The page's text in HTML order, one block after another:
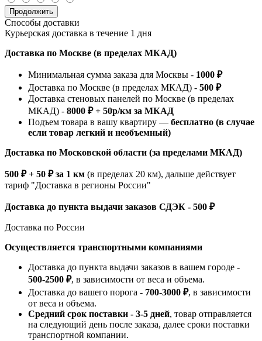
Продолжить
Способы доставки
Курьерская доставка в течение 1 дня
Доставка по Москве (в пределах МКАД)
Минимальная сумма заказа для Москвы - 1000 ₽
Доставка по Москве (в пределах МКАД) - 500 ₽
Доставка стеновых панелей по Москве (в пределах
МКАД) - 8000 ₽ + 50р/км за МКАД
Подъем товара в вашу квартиру — бесплатно (в случае
если товар легкий и необъемный)
Доставка по Московской области (за пределами МКАД)
500 ₽ + 50 ₽ за 1 км (в пределах 20 км), дальше действует
тариф "Доставка в регионы России"
Доставка до пункта выдачи заказов СДЭК - 500 ₽
Доставка по России
Осуществляется транспортными компаниями
Доставка до пункта выдачи заказов в вашем городе -
500-2500 ₽, в зависимости от веса и объема.
Доставка до вашего порога - 700-3000 ₽, в зависимости
от веса и объема.
Средний срок поставки - 3-5 дней, товар отправляется
на следующий день после заказа, далее сроки поставки
транспортной компании.